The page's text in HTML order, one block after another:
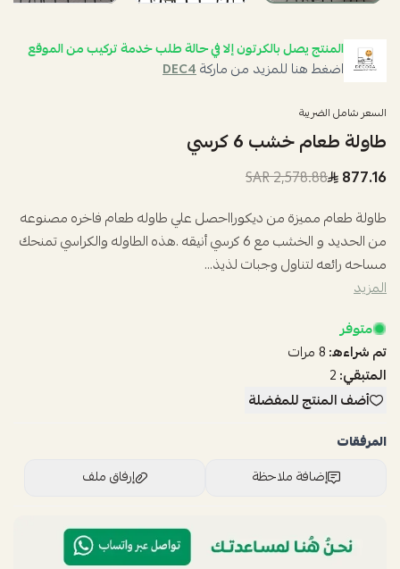
المنتج يصل بالكرتون إلا في حالة طلب خدمة تركيب من الموقع
اضغط هنا للمزيد من ماركةDEC4
السعر شامل الضريبة
طاولة طعام خشب 6 كرسي
877.16
2,578.88 SAR
طاولة طعام مميزة من ديكورااحصل علي طاوله طعام فاخره مصنوعه
من الحديد و الخشب مع 6 كرسي أنيقه .هذه الطاوله والكراسي تمنحك
مساحه رائعه لتناول وجبات لذيذ...
المزيد
متوفر
تم شراءه:8مرات
المتبقي:2
أضف المنتج للمفضلة
المرفقات
إضافة ملاحظة
إرفاق ملف